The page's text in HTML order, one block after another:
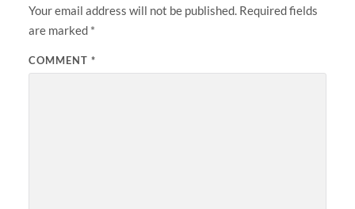
Your email address will not be published. Required fields
are marked *
COMMENT *